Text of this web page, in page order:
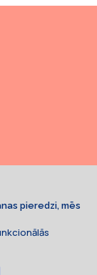
pieredzi, mēs